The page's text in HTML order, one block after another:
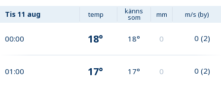
Tis 11 aug temp känns
som mm m/s (by)
00:00 18° 18° 0 0 (2)
01:00 17° 17° 0 0 (2)